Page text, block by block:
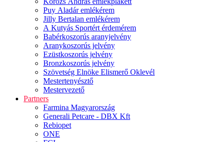
Puy Aladár emlékérem
Jilly Bertalan emlékérem
A Kutyás Sportért érdemérem
Babérkoszorús aranyjelvény
Aranykoszorús jelvény
Ezüstkoszorús jelvény
Bronzkoszorús jelvény
Szövetség Elnöke Elismerő Oklevél
Mestertenyésztő
Mestervezető
Partners
Farmina Magyarország
Generali Petcare - DBX Kft
Rebiopet
ONE